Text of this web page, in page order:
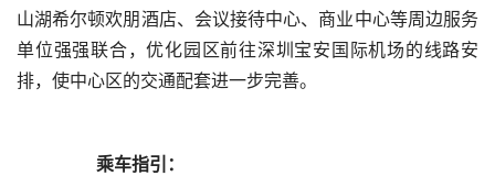
山湖希尔顿欢朋酒店、会议接待中心、商业中心等周边服务
单位强强联合，优化园区前往深圳宝安国际机场的线路安
乘车指引：